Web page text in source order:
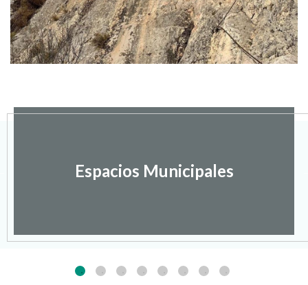
Espacios Municipales